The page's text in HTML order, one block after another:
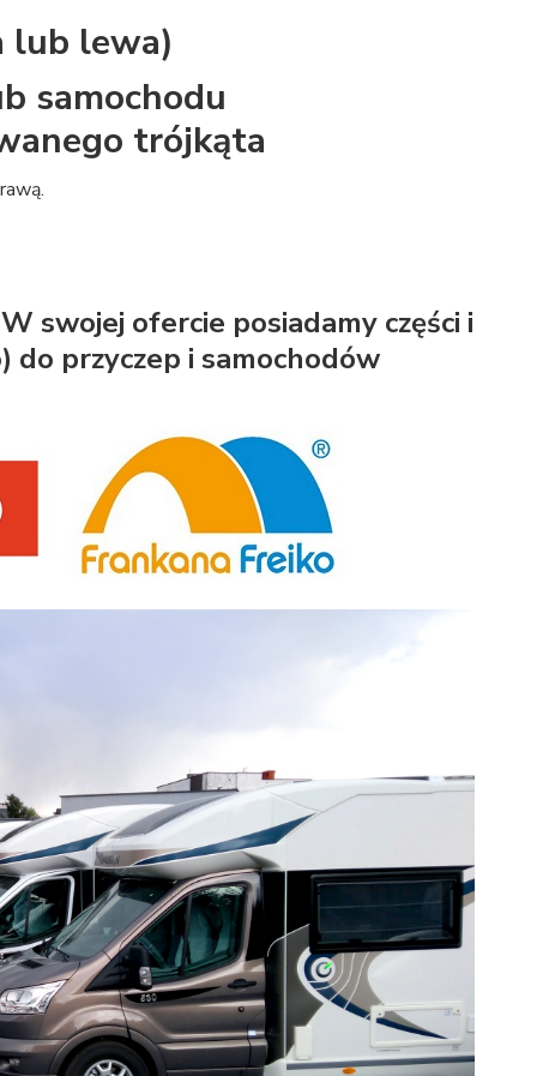
lub lewa)
samochodu
trójkąta
swojej ofercie posiadamy części i
do przyczep i samochodów